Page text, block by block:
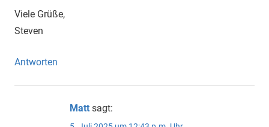
Viele Grüße,
Steven
Antworten
Matt sagt: